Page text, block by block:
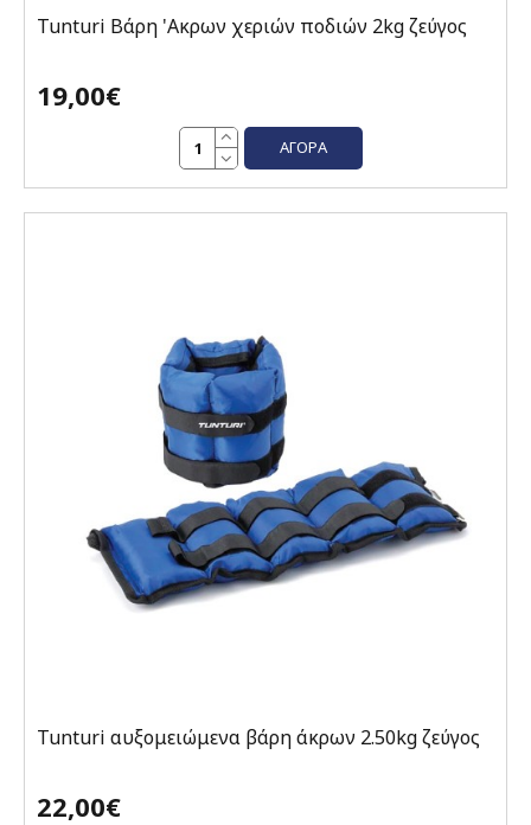
Tunturi Βάρη 'Ακρων χεριών ποδιών 2kg ζεύγος
19,00€
ΑΓΟΡΆ
Tunturi αυξομειώμενα βάρη άκρων 2.50kg ζεύγος
22,00€